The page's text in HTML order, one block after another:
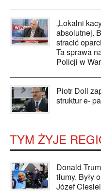
„Lokalni
absolutnej.
stracić
Ta sprawa
Policji w
Piotr Doll
struktur e-
TYM ŻYJE
Donald
tłumy. Były
Józef